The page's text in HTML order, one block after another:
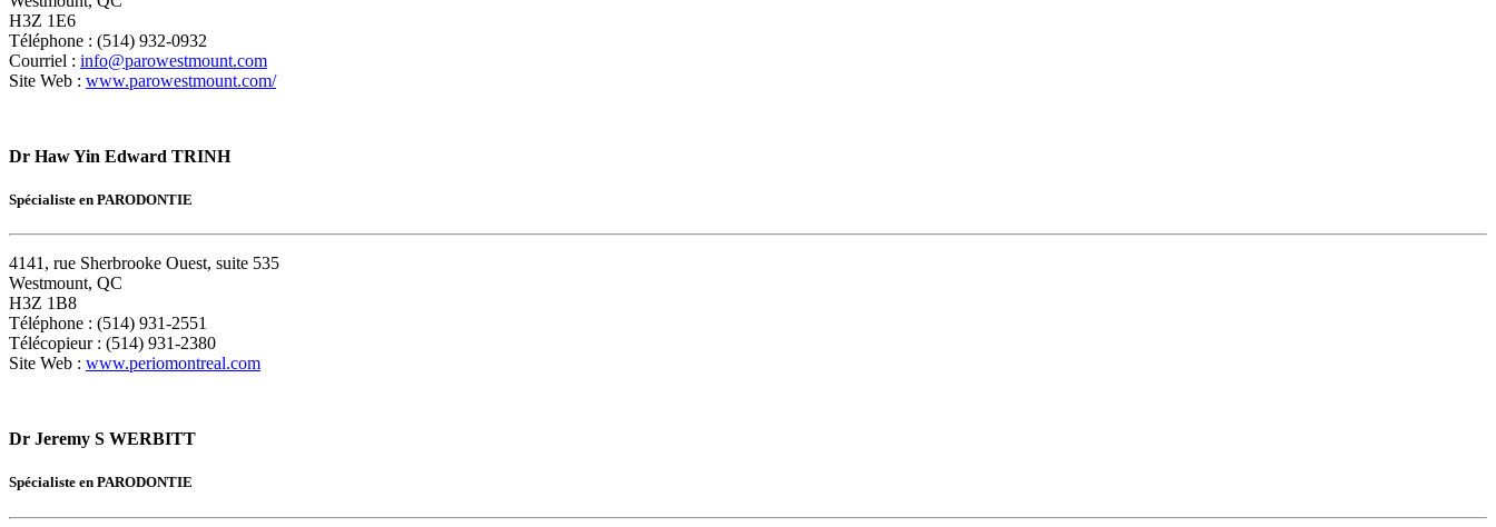
H3Z 1E6
Téléphone : (514) 932-0932
Courriel : info@parowestmount.com
Site Web : www.parowestmount.com/
Dr Haw Yin Edward TRINH
Spécialiste en PARODONTIE
4141, rue Sherbrooke Ouest, suite 535
Westmount, QC
H3Z 1B8
Téléphone : (514) 931-2551
Télécopieur : (514) 931-2380
Site Web : www.periomontreal.com
Dr Jeremy S WERBITT
Spécialiste en PARODONTIE